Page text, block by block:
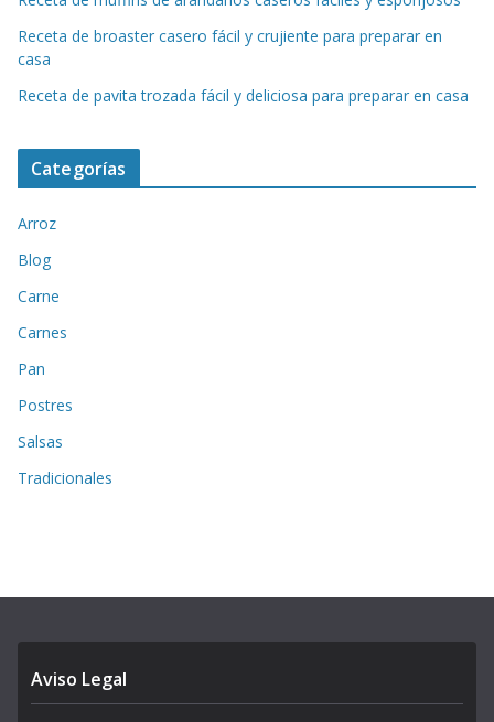
Receta de broaster casero fácil y crujiente para preparar en
casa
Receta de pavita trozada fácil y deliciosa para preparar en casa
Categorías
Arroz
Blog
Carne
Carnes
Pan
Postres
Salsas
Tradicionales
Aviso Legal